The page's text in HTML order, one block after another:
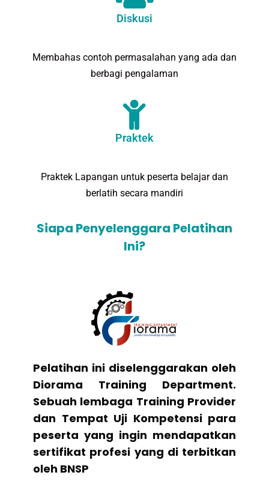
Diskusi
Membahas contoh permasalahan yang ada dan
berbagi pengalaman
Praktek
Praktek Lapangan untuk peserta belajar dan
berlatih secara mandiri
Siapa Penyelenggara Pelatihan
Ini?
Pelatihan ini diselenggarakan oleh
Diorama Training Department.
Sebuah lembaga Training Provider
dan Tempat Uji Kompetensi para
peserta yang ingin mendapatkan
sertifikat profesi yang di terbitkan
oleh BNSP